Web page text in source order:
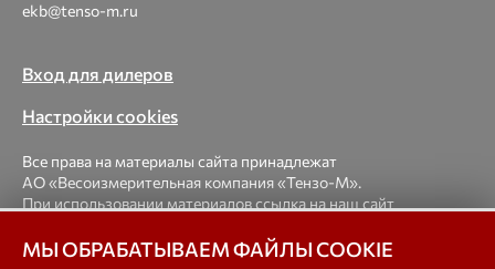
ekb@tenso-m.ru
Вход для дилеров
Настройки cookies
Все права на материалы сайта принадлежат
АО «Весоизмерительная компания «Тензо-М».
При использовании материалов ссылка на наш сайт
МЫ ОБРАБАТЫВАЕМ ФАЙЛЫ COOKIE